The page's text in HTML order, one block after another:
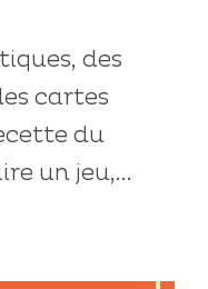
des
cartes
du
un jeu,...